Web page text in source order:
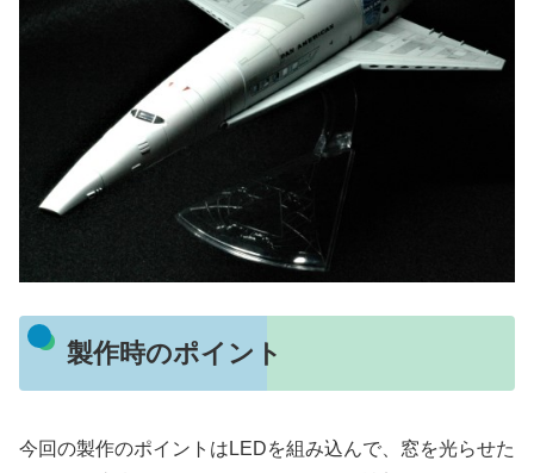
製作時のポイント
今回の製作のポイントはLEDを組み込んで、窓を光らせた